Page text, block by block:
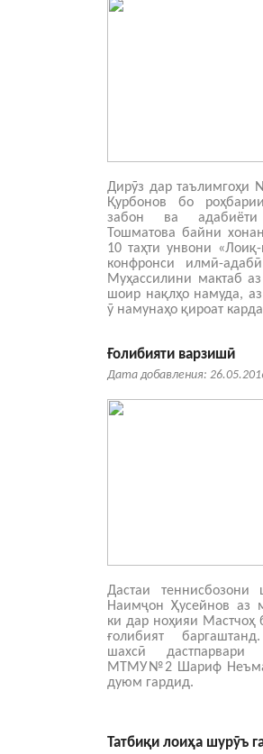
Дирӯз дар
Қурбонов бо
забон ва адабиёти
Тошматова байни
10 таҳти унвони
конфронси илмӣ-
Муҳассилини мактаб
шоир нақлҳо намуда,
ӯ намунаҳо қироат
Ғолибияти варзишӣ
Дата добавления:
Дастаи
Наимҷон Ҳусейнов аз
ки дар ноҳияи Мастчоҳ
ғолибият
шахсӣ
МТМУ№2 Шариф
дуюм гардид.
Татбиқи лоиҳа шурӯъ